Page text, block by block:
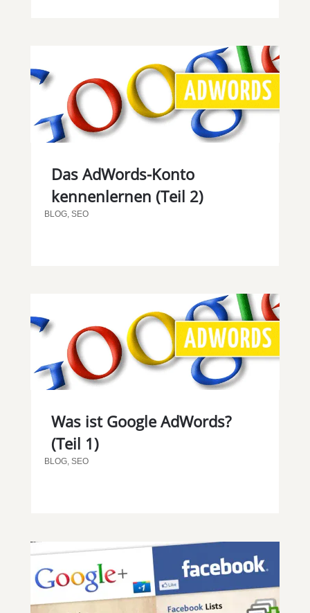
Das AdWords-Konto
kennenlernen (Teil 2)
BLOG, SEO
Was ist Google AdWords?
(Teil 1)
BLOG, SEO